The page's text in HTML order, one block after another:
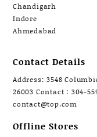
Chandigarh
Indore
Ahmedabad
Contact Details
Address: 3548
26003 Contact : 304-
contact@top.com
Offline Stores